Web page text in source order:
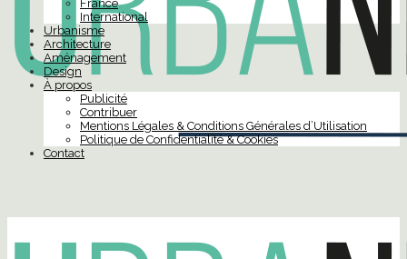
France
International
Urbanisme
Architecture
Aménagement
Design
À propos
Publicité
Contribuer
Mentions Légales & Conditions Générales d’Utilisation
Politique de Confidentialité & Cookies
Contact